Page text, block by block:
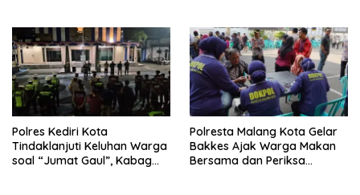
Polres Kediri Kota
Tindaklanjuti Keluhan Warga
soal “Jumat Gaul”, Kabag
Polresta Malang Kota Gelar
Bakkes Ajak Warga Makan
Bersama dan Periksa